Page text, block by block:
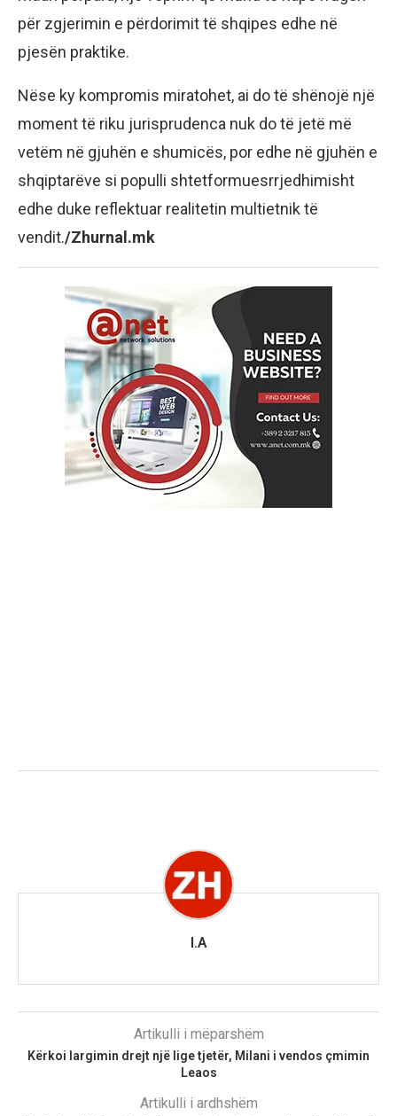
për zgjerimin e përdorimit të shqipes edhe në
pjesën praktike.
Nëse ky kompromis miratohet, ai do të shënojë një
moment të riku jurisprudenca nuk do të jetë më
vetëm në gjuhën e shumicës, por edhe në gjuhën e
shqiptarëve si populli shtetformuesrrjedhimisht
edhe duke reflektuar realitetin multietnik të
vendit./Zhurnal.mk
I.A
Artikulli i mëparshëm
Kërkoi largimin drejt një lige tjetër, Milani i vendos çmimin
Leaos
Artikulli i ardhshëm